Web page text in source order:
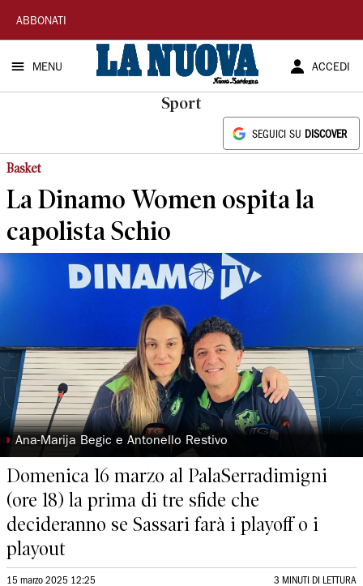
La
Nuova
Sardegna
ABBONATI
MENU ACCEDI
Sport
SEGUICI SU DISCOVER
Basket
La Dinamo Women ospita la
capolista Schio
◗ Ana-Marija Begic e Antonello Restivo
Domenica 16 marzo al PalaSerradimigni
(ore 18) la prima di tre sfide che
decideranno se Sassari farà i playoff o i
playout
15 marzo 2025 12:25 3 MINUTI DI LETTURA